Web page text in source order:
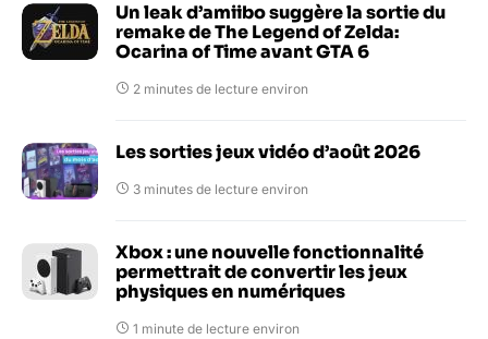
Un leak d’amiibo suggère la sortie du
remake de The Legend of Zelda:
Ocarina of Time avant GTA 6
2 minutes de lecture environ
Les sorties jeux vidéo d’août 2026
3 minutes de lecture environ
Xbox : une nouvelle fonctionnalité
permettrait de convertir les jeux
physiques en numériques
1 minute de lecture environ